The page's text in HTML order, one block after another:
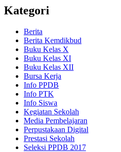
Kategori
Berita
Berita Kemdikbud
Buku Kelas X
Buku Kelas XI
Buku Kelas XII
Bursa Kerja
Info PPDB
Info PTK
Info Siswa
Kegiatan Sekolah
Media Pembelajaran
Perpustakaan Digital
Prestasi Sekolah
Seleksi PPDB 2017